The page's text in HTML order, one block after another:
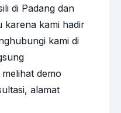
di Padang dan
karena kami hadir
kami di
demo
alamat